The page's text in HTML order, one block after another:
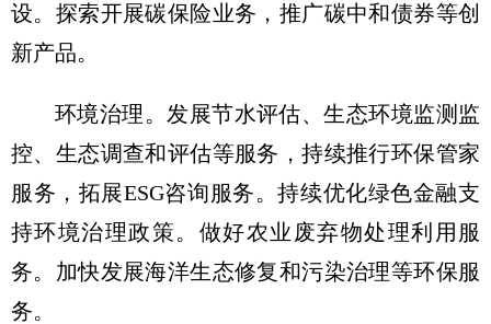
设。探索开展碳保险业务，推广碳中和债券等创
新产品。
环境治理。发展节水评估、生态环境监测监
控、生态调查和评估等服务，持续推行环保管家
服务，拓展ESG咨询服务。持续优化绿色金融支
持环境治理政策。做好农业废弃物处理利用服
务。加快发展海洋生态修复和污染治理等环保服
务。